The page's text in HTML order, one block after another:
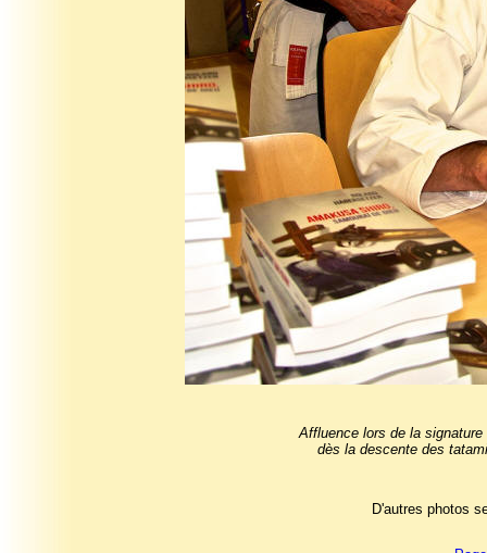
Affluence lors de la
dès la descente des
D'autres photos